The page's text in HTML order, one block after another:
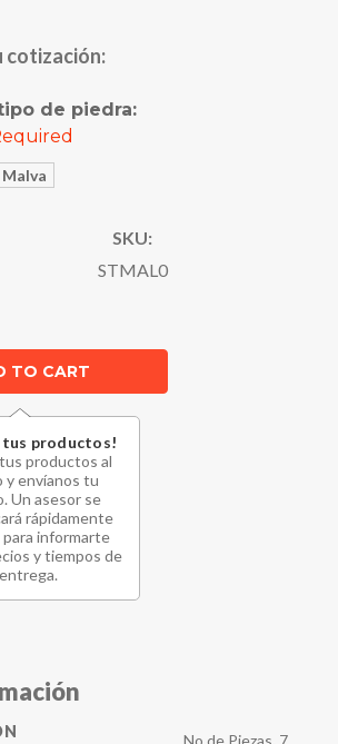
cotización:
de piedra:
Malva
SKU:
STMAL0
tus productos!
productos al
y envíanos tu
Un asesor se
rápidamente
informarte
y tiempos de
entrega.
No de Piezas. 7